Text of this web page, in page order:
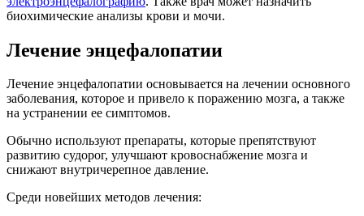
биохимические анализы крови и мочи.
Лечение энцефалопатии
Лечение энцефалопатии основывается на лечении основного
заболевания, которое и привело к поражению мозга, а также
на устранении ее симптомов.
Обычно используют препараты, которые препятствуют
развитию судорог, улучшают кровоснабжение мозга и
снижают внутричерепное давление.
Среди новейших методов лечения: